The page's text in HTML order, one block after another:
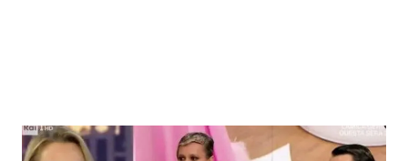
News Musica